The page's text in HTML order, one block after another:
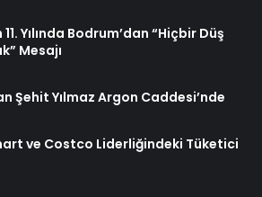
Yılında Bodrum’dan “Hiçbir Düş
Mesajı
Şehit Yılmaz Argon Caddesi’nde
ve Costco Liderliğindeki Tüketici